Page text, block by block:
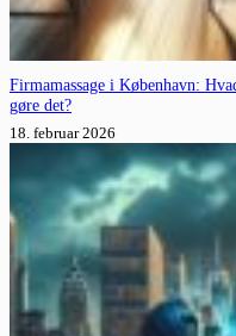
Firmamassage i København:
gøre det?
18. februar 2026